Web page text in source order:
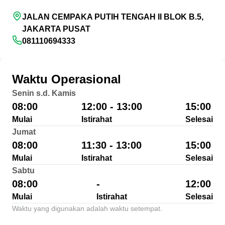
JALAN CEMPAKA PUTIH TENGAH II BLOK B.5,
JAKARTA PUSAT
081110694333
Waktu Operasional
Senin s.d. Kamis
08:00
Mulai
12:00 - 13:00
Istirahat
15:00
Selesai
Jumat
08:00
Mulai
11:30 - 13:00
Istirahat
15:00
Selesai
Sabtu
08:00
Mulai
-
Istirahat
12:00
Selesai
Waktu yang digunakan adalah waktu setempat.